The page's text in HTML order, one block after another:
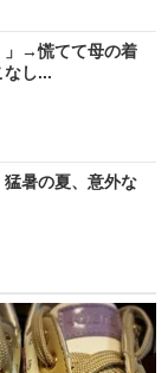
」→慌てて母の着
し...
暑の夏、意外な